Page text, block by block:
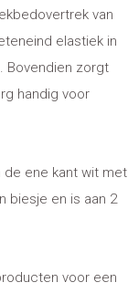
van
elastiek in
Bovendien zorgt
handig voor
de ene kant wit met
biesje en is aan 2
voor een